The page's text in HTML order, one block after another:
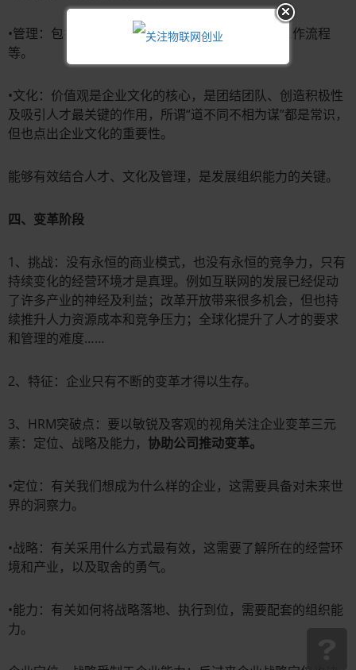
•管理：包括组织架构、管理制度及相关的政策、工作流程
等。
•文化：价值观是企业文化的核心，是团结团队、创造积极性
及吸引人才最关键的作用，所谓“道不同不相为谋”都是常识，
但也点出企业文化的重要性。
能够有效结合人才、文化及管理，是发展组织能力的关键。
四、变革阶段
1、挑战：没有永恒的商业模式，也没有永恒的竞争力，只有
持续变化的经营环境才是真理。例如互联网的发展已经促动
了许多产业的神经及利益；改革开放带来很多机会，但也持
续推升人力资源成本和竞争压力；全球化提升了人才的要求
和管理的难度……
2、特征：企业只有不断的变革才得以生存。
3、HRM突破点：要以敏锐及客观的视角关注企业变革三元
素：定位、战略及能力， 协助公司推动变革。
•定位：有关我们想成为什么样的企业，这需要具备对未来世
界的洞察力。
•战略：有关采用什么方式最有效，这需要了解所在的经营环
境和产业，以及取舍的勇气。
•能力：有关如何将战略落地、执行到位，需要配套的组织能
力。